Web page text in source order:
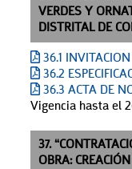
VERDES Y
DISTRITAL DE
36.1 INVITACION
36.2
36.3 ACTA DE
Vigencia hasta el
37.
OBRA: